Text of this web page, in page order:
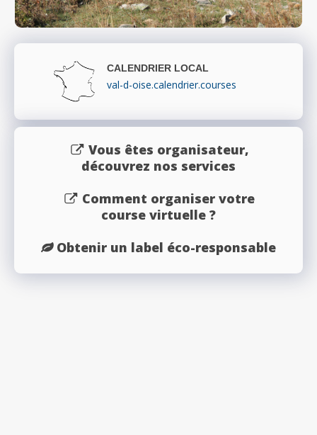
CALENDRIER LOCAL
val-d-oise.calendrier.courses
Vous êtes organisateur,
découvrez nos services
Comment organiser votre
course virtuelle ?
Obtenir un label éco-responsable